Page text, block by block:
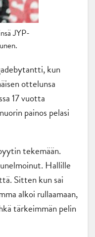
JYP-
kun
ottelunsa
17 vuotta
painos pelasi
tekemään.
Hallille
Sitten kun sai
alkoi rullaamaan,
tärkeimmän pelin